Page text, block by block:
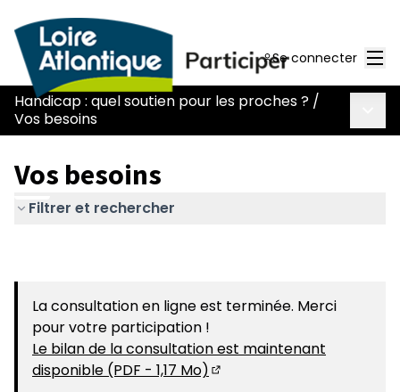
Se connecter
Handicap : quel soutien pour les proches ? /
Vos besoins
Vos besoins
Filtrer et rechercher
La consultation en ligne est terminée. Merci
pour votre participation !
Le bilan de la consultation est maintenant
disponible (PDF - 1,17 Mo)